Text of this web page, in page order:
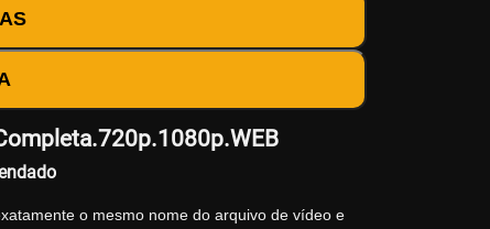
o mesmo nome do arquivo de vídeo e